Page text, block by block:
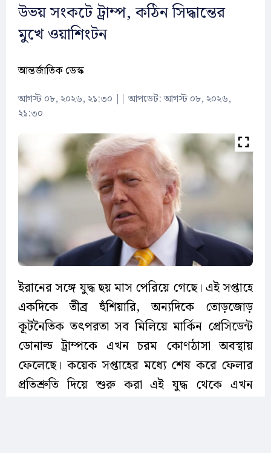
উভয় সংকটে ট্রাম্প, কঠিন সিদ্ধান্তের
মুখে ওয়াশিংটন
আন্তর্জাতিক ডেস্ক
আগস্ট ০৮, ২০২৬, ২১:৩০ ||আপডেট: আগস্ট ০৮, ২০২৬,
২১:৩০
ইরানের সঙ্গে যুদ্ধ ছয় মাস পেরিয়ে গেছে। এই সপ্তাহে
একদিকে তীব্র হুঁশিয়ারি, অন্যদিকে তোড়জোড়
কূটনৈতিক তৎপরতা সব মিলিয়ে মার্কিন প্রেসিডেন্ট
ডোনাল্ড ট্রাম্পকে এখন চরম কোণঠাসা অবস্থায়
ফেলেছে। কয়েক সপ্তাহের মধ্যে শেষ করে ফেলার
প্রতিশ্রুতি দিয়ে শুরু করা এই যুদ্ধ থেকে এখন